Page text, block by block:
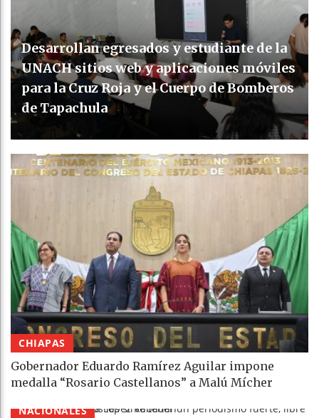
Desarrollan egresados y estudiante de la
UNACH sitios web y aplicaciones móviles
para la Cruz Roja y el Cuerpo de Bomberos
de Tapachula
CHIAPAS
Gobernador Eduardo Ramírez Aguilar impone
medalla “Rosario Castellanos” a Malú Mícher
NACIONALES